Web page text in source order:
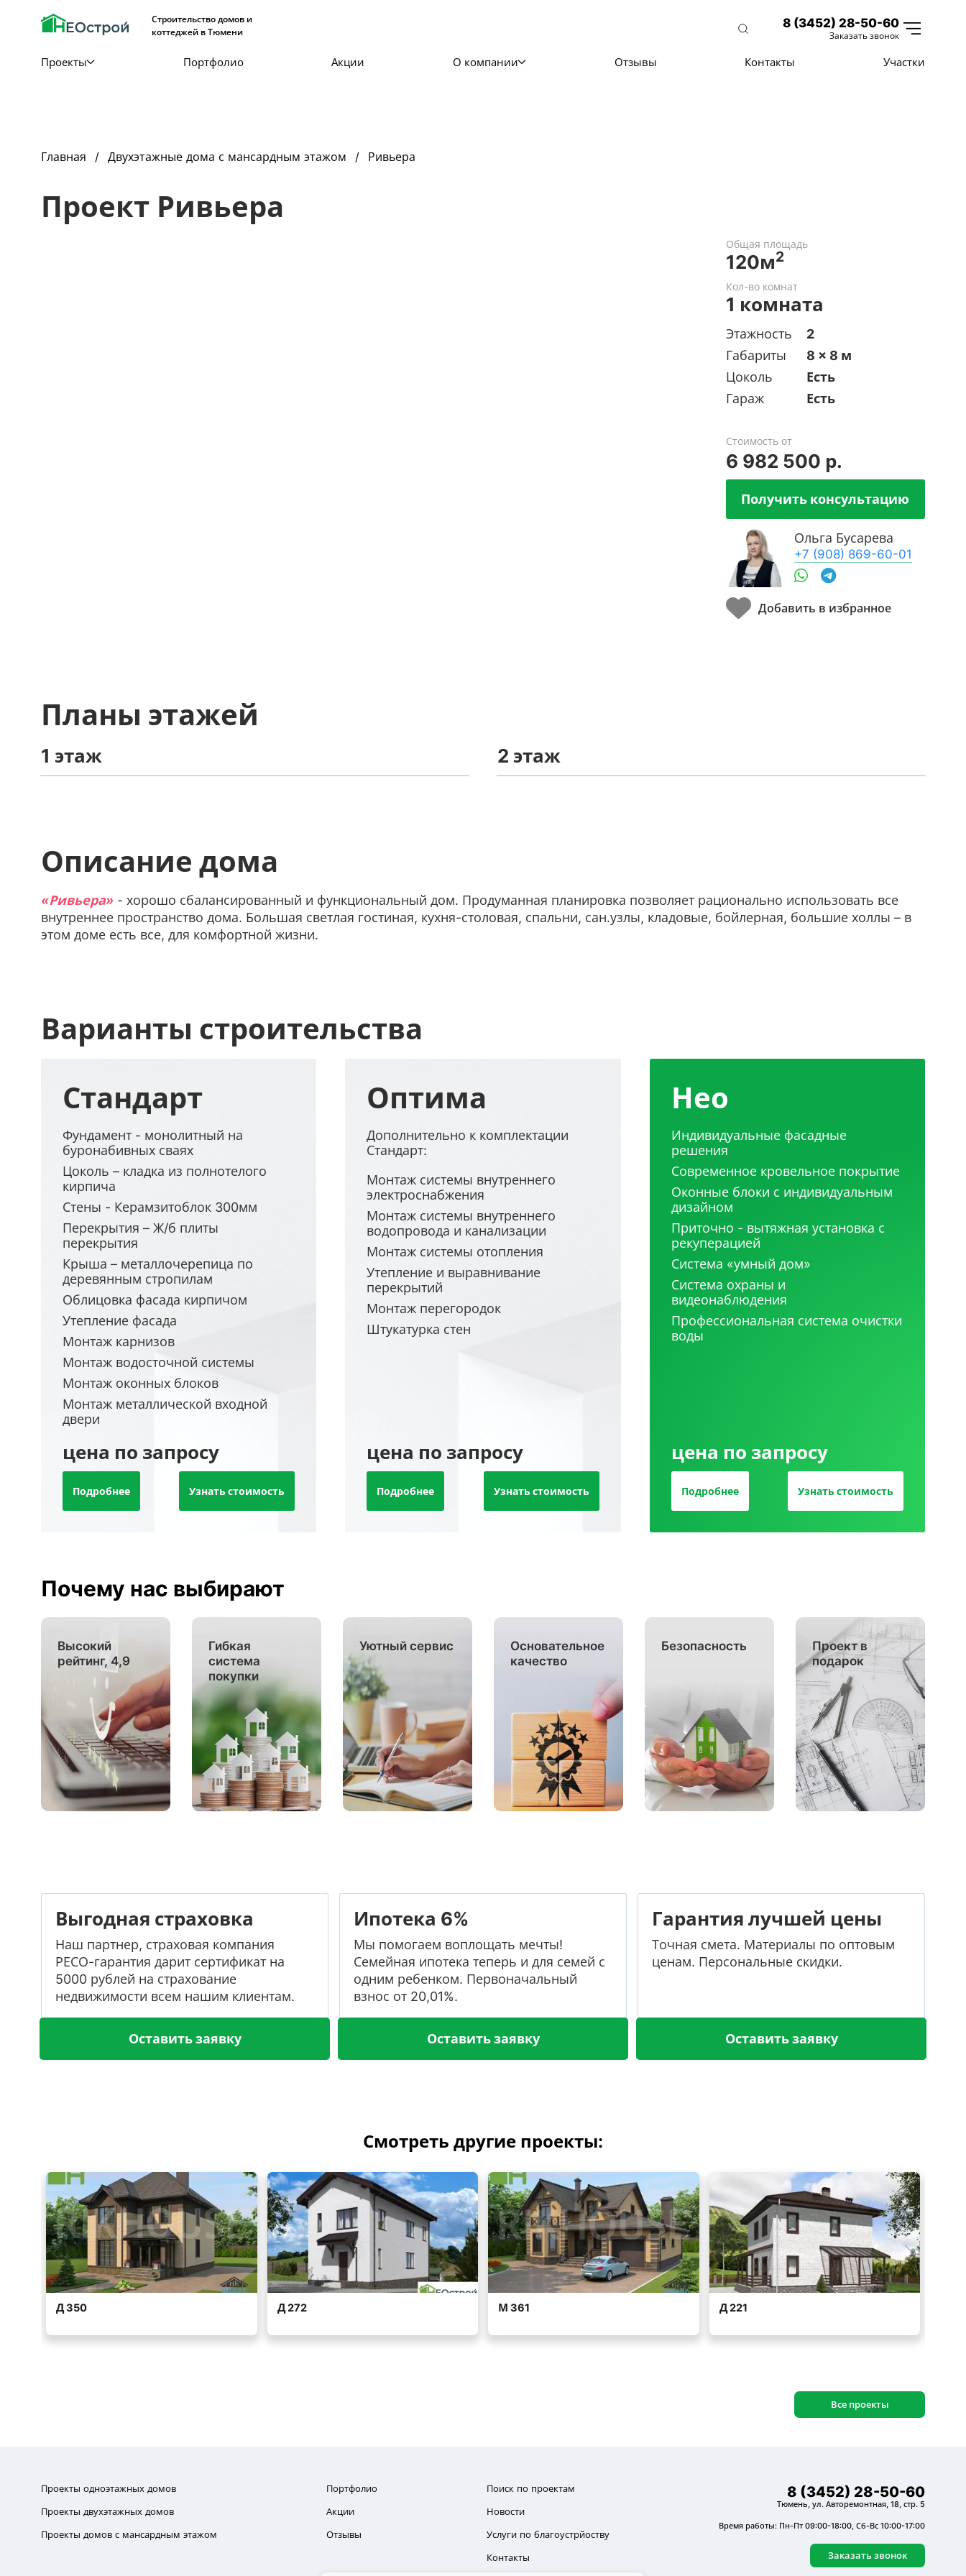
Строительство домов и
коттеджей в Тюмени
8 (3452) 28-50-60
Заказать звонок
Проекты Портфолио Акции О компании Отзывы Контакты Участки
Главная Двухэтажные дома с мансардным этажом Ривьера
Проект Ривьера
Общая площадь
120м2
Кол-во комнат
1 комната
Этажность
2
Габариты
8 x 8 м
Цоколь
Есть
Гараж
Есть
Стоимость от
6 982 500 р.
Получить консультацию
Ольга Бусарева
+7 (908) 869-60-01
Планы этажей
1 этаж 2 этаж
Описание дома
«Ривьера» - хорошо сбалансированный и функциональный дом. Продуманная планировка позволяет рационально использовать все
внутреннее пространство дома. Большая светлая гостиная, кухня-столовая, спальни, сан.узлы, кладовые, бойлерная, большие холлы – в
этом доме есть все, для комфортной жизни.
Варианты строительства
Стандарт
Фундамент - монолитный на
буронабивных сваях
Цоколь – кладка из полнотелого
кирпича
Стены - Керамзитоблок 300мм
Перекрытия – Ж/б плиты
перекрытия
Крыша – металлочерепица по
деревянным стропилам
Облицовка фасада кирпичом
Утепление фасада
Монтаж карнизов
Монтаж водосточной системы
Монтаж оконных блоков
Монтаж металлической входной
двери
цена по запросу
Подробнее Узнать стоимость
Оптима
Дополнительно к комплектации
Стандарт:
Монтаж системы внутреннего
электроснабжения
Монтаж системы внутреннего
водопровода и канализации
Монтаж системы отопления
Утепление и выравнивание
перекрытий
Монтаж перегородок
Штукатурка стен
цена по запросу
Подробнее Узнать стоимость
Нео
Индивидуальные фасадные
решения
Современное кровельное покрытие
Оконные блоки с индивидуальным
дизайном
Приточно - вытяжная установка с
рекуперацией
Система «умный дом»
Система охраны и
видеонаблюдения
Профессиональная система очистки
воды
цена по запросу
Подробнее Узнать стоимость
Почему нас выбирают
Высокий
рейтинг, 4,9
Гибкая
система
покупки
Уютный сервис
Основательное
качество
Безопасность
Проект в
подарок
Выгодная страховка
Наш партнер, страховая компания
РЕСО-гарантия дарит сертификат на
5000 рублей на страхование
недвижимости всем нашим клиентам.
Оставить заявку
Ипотека 6%
Мы помогаем воплощать мечты!
Семейная ипотека теперь и для семей с
одним ребенком. Первоначальный
взнос от 20,01%.
Оставить заявку
Гарантия лучшей цены
Точная смета. Материалы по оптовым
ценам. Персональные скидки.
Оставить заявку
Смотреть другие проекты:
Все проекты
Проекты одноэтажных домов
Проекты двухэтажных домов
Проекты домов с мансардным этажом
Портфолио
Акции
Отзывы
Поиск по проектам
Новости
Услуги по благоустрйоству
Контакты
8 (3452) 28-50-60
Тюмень, ул. Авторемонтная, 18, стр. 5
Время работы: Пн-Пт 09:00-18:00, Сб-Вс 10:00-17:00
Заказать звонок